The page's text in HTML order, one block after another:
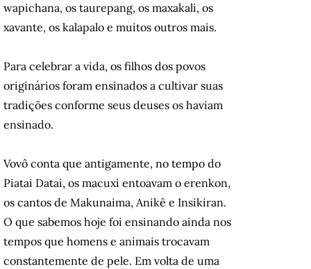
wapichana, os taurepang, os maxakali, os
xavante, os kalapalo e muitos outros mais.
Para celebrar a vida, os filhos dos povos
originários foram ensinados a cultivar suas
tradições conforme seus deuses os haviam
ensinado.
Vovô conta que antigamente, no tempo do
Piatai Datai, os macuxi entoavam o erenkon,
os cantos de Makunaima, Anikê e Insikiran.
O que sabemos hoje foi ensinando ainda nos
tempos que homens e animais trocavam
constantemente de pele. Em volta de uma